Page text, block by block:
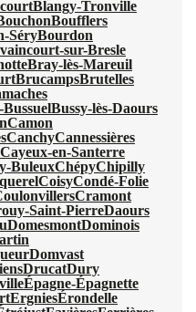
Blangy-Tronville
Boufflers
SéryBourdon
sur-Bresle
Bray-lès-Mareuil
BrucampsBrutelles
BussuelBussy-lès-Daours
Camon
CanchyCannessières
Cayeux-en-Santerre
BuleuxChépyChipilly
CoisyCondé-Folie
Cramont
Saint-PierreDaours
DomesmontDominois
Domvast
DrucatDury
Épagne-Épagnette
ErgniesÉrondelle